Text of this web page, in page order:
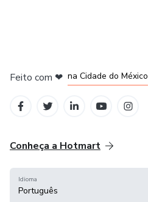
Feito com ❤ na Cidade do México
Conheça a Hotmart
Idioma
Português